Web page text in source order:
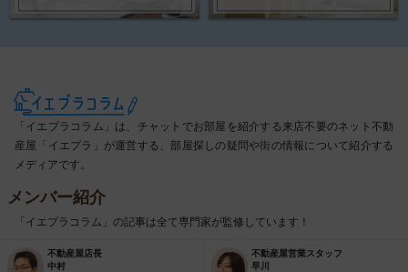
「イエプラコラム」は、チャットでお部屋を紹介する来店不要のネット不動
産屋「イエプラ」が運営する、部屋探しの疑問や街の情報について紹介する
メディアです。
メンバー紹介
「イエプラコラム」の記事は全て専門家が監修しています！
不動産屋店長
中村
不動産屋営業スタッフ
早川